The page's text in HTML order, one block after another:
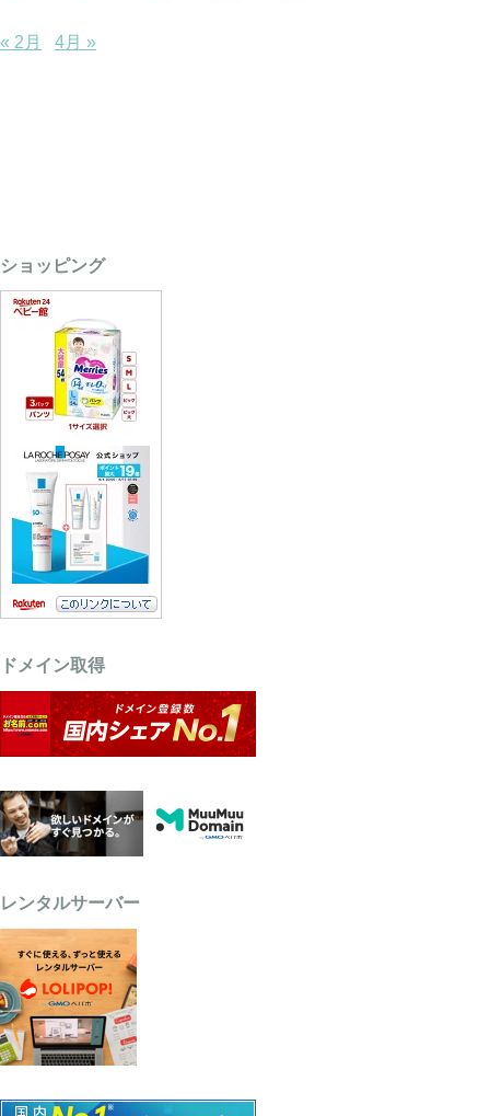
« 2月 4月 »
ショッピング
ドメイン取得
レンタルサーバー